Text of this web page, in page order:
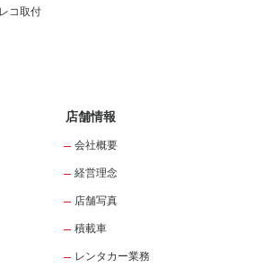
コ取付
店舗情報
会社概要
経営理念
店舗写真
積載車
レンタカー業務